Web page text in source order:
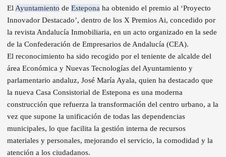
El Ayuntamiento de Estepona ha obtenido el premio al ‘Proyecto
Innovador Destacado’, dentro de los X Premios Ai, concedido por
la revista Andalucía Inmobiliaria, en un acto organizado en la sede
de la Confederación de Empresarios de Andalucía (CEA).
El reconocimiento ha sido recogido por el teniente de alcalde del
área Económica y Nuevas Tecnologías del Ayuntamiento y
parlamentario andaluz, José María Ayala, quien ha destacado que
la nueva Casa Consistorial de Estepona es una moderna
construcción que refuerza la transformación del centro urbano, a la
vez que supone la unificación de todas las dependencias
municipales, lo que facilita la gestión interna de recursos
materiales y personales, mejorando el servicio, la comodidad y la
atención a los ciudadanos.